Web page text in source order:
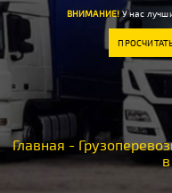
ВНИМАНИЕ!У нас
Главная -